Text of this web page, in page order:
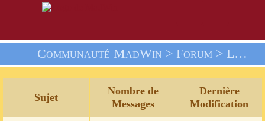
Communauté MadWin > Forum> Les Jeux
Sujet
Nombre de
Messages
Dernière
Modification